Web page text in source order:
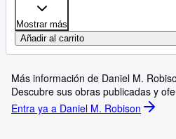
Mostrar más
Añadir al carrito
Más información de Daniel M.
Descubre sus obras publicadas y
Entra ya a Daniel M. Robison